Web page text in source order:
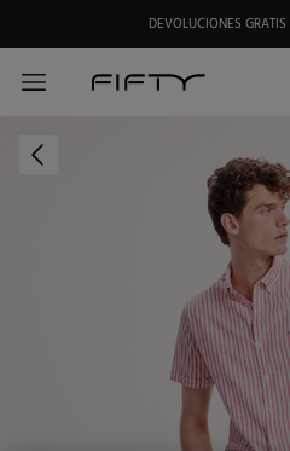
DEVOLUCIONES